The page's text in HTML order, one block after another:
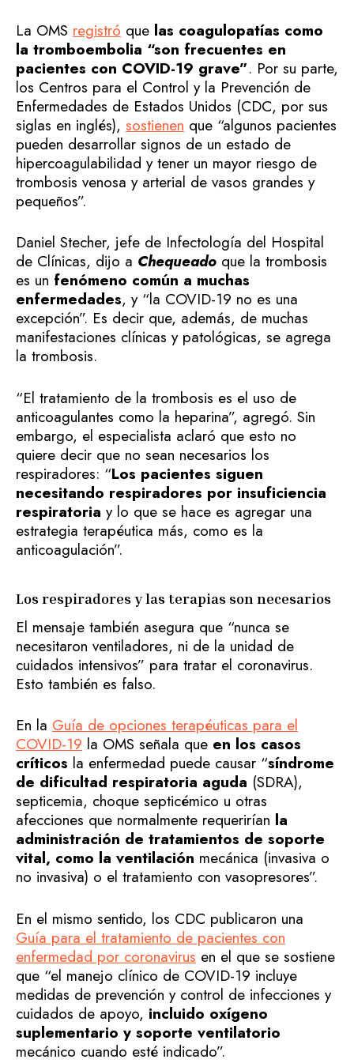
La OMS registró que las coagulopatías como
la tromboembolia “son frecuentes en
pacientes con COVID-19 grave”. Por su parte,
los Centros para el Control y la Prevención de
Enfermedades de Estados Unidos (CDC, por sus
siglas en inglés), sostienen que “algunos pacientes
pueden desarrollar signos de un estado de
hipercoagulabilidad y tener un mayor riesgo de
trombosis venosa y arterial de vasos grandes y
pequeños”.
Daniel Stecher, jefe de Infectología del Hospital
de Clínicas, dijo a Chequeado que la trombosis
es un fenómeno común a muchas
enfermedades, y “la COVID-19 no es una
excepción”. Es decir que, además, de muchas
manifestaciones clínicas y patológicas, se agrega
la trombosis.
“El tratamiento de la trombosis es el uso de
anticoagulantes como la heparina”, agregó. Sin
embargo, el especialista aclaró que esto no
quiere decir que no sean necesarios los
respiradores: “Los pacientes siguen
necesitando respiradores por insuficiencia
respiratoria y lo que se hace es agregar una
estrategia terapéutica más, como es la
anticoagulación”.
Los respiradores y las terapias son necesarios
El mensaje también asegura que “nunca se
necesitaron ventiladores, ni de la unidad de
cuidados intensivos” para tratar el coronavirus.
Esto también es falso.
En la Guía de opciones terapéuticas para el
COVID-19 la OMS señala que en los casos
críticos la enfermedad puede causar “síndrome
de dificultad respiratoria aguda (SDRA),
septicemia, choque septicémico u otras
afecciones que normalmente requerirían la
administración de tratamientos de soporte
vital, como la ventilación mecánica (invasiva o
no invasiva) o el tratamiento con vasopresores”.
En el mismo sentido, los CDC publicaron una
Guía para el tratamiento de pacientes con
enfermedad por coronavirus en el que se sostiene
que “el manejo clínico de COVID-19 incluye
medidas de prevención y control de infecciones y
cuidados de apoyo, incluido oxígeno
suplementario y soporte ventilatorio
mecánico cuando esté indicado”.